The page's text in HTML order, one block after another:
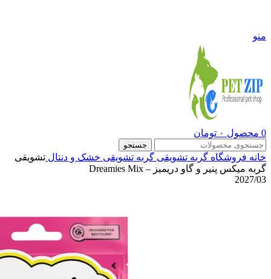
منو
0 محصول ۰ تومان
جستجو
خانه فروشگاه گربه تشویقی گربه تشویقی خشک و دنتال تشویقی
گربه میکس پنیر و گاو دریمیز – Dreamies Mix
2027/03